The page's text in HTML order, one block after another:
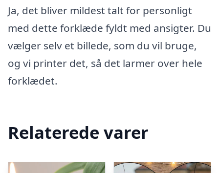
Ja, det bliver mildest talt for personligt
med dette forklæde fyldt med ansigter. Du
vælger selv et billede, som du vil bruge,
og vi printer det, så det larmer over hele
forklædet.
Relaterede varer